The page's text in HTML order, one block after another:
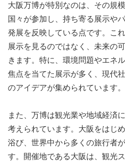
大阪万博が特別なのは、その規
国々が参加し、持ち寄る展示や
発展を反映している点です。こ
展示を見るのではなく、未来の
きます。特に、環境問題やエネ
焦点を当てた展示が多く、現代
のアイデアが集められています。
また、万博は観光業や地域経済
考えられています。大阪をはじ
浴び、世界中から多くの旅行者
す。開催地である大阪は、観光